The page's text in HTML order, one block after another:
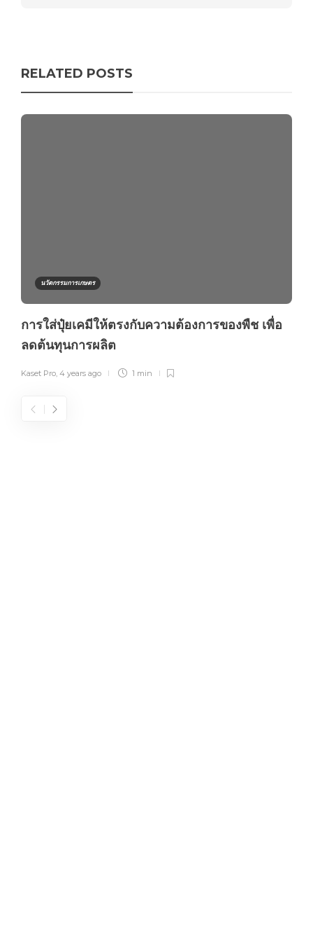
RELATED POSTS
นวัตกรรมการเกษตร
การใส่ปุ๋ยเคมีให้ตรงกับความต้องการของพืช เพื่อ
ลดต้นทุนการผลิต
Kaset Pro, 4 years ago 1 min